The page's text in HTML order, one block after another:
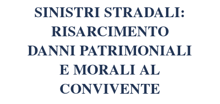
SINISTRI STRADALI:
RISARCIMENTO
DANNI PATRIMONIALI
E MORALI AL
CONVIVENTE